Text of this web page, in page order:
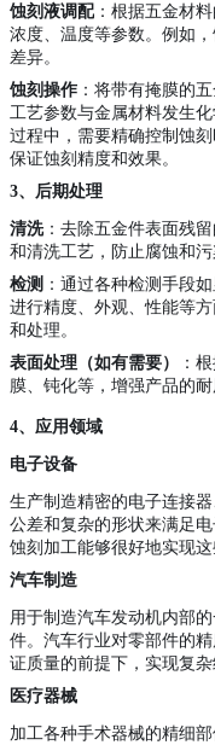
蚀刻液调配 ：根据五金材
浓度、温度等参数。例如
差异。
蚀刻操作 ：将带有掩膜的
工艺参数与金属材料发生
过程中，需要精确控制蚀
保证蚀刻精度和效果。
3、
后期处理
清洗 ：去除五金件表面残
和清洗工艺，防止腐蚀和污
检测 ：通过各种检测手段
进行精度、外观、性能等
和处理。
表面处理（如有需要）
：
膜、钝化等，增强产品的耐
4、 应用领域
电子设备
生产制造精密的电子连接
公差和复杂的形状来满足
蚀刻加工能够很好地实现
汽车制造
用于制造汽车发动机内部
件。汽车行业对零部件的
证质量的前提下，实现复
医疗器械
加工各种手术器械的精细